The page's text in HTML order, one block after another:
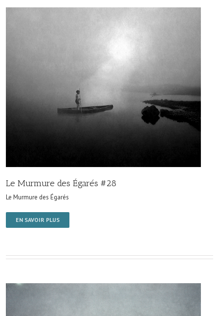
Le Murmure des Égarés #28
Le Murmure des Égarés
EN SAVOIR PLUS